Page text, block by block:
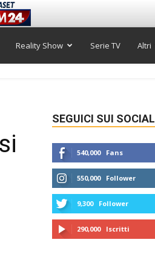
Reality Show Serie TV Altri
SEGUICI SUI SOCIAL
540,000 Fans
550,000 Follower
9,300 Follower
290,000 Iscritti